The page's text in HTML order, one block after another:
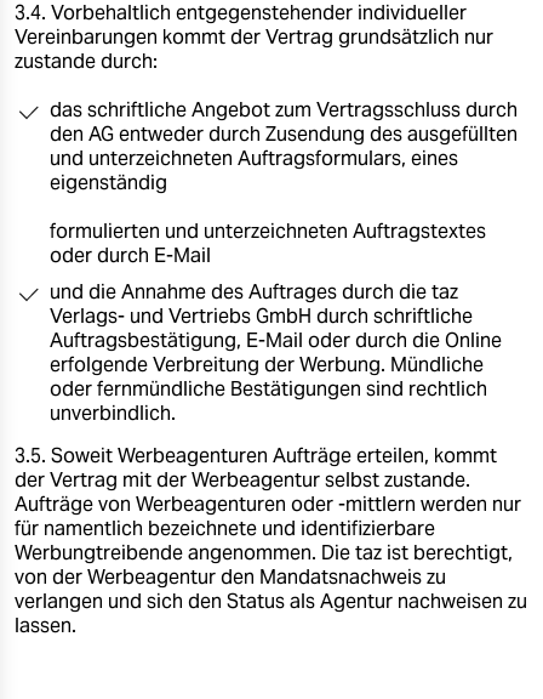
3.4. Vorbehaltlich entgegenstehender individueller
Vereinbarungen kommt der Vertrag grundsätzlich nur
zustande durch:
das schriftliche Angebot zum Vertragsschluss durch
den AG entweder durch Zusendung des ausgefüllten
und unterzeichneten Auftragsformulars, eines
eigenständig
formulierten und unterzeichneten Auftragstextes
oder durch E-Mail
und die Annahme des Auftrages durch die taz
Verlags- und Vertriebs GmbH durch schriftliche
Auftragsbestätigung, E-Mail oder durch die Online
erfolgende Verbreitung der Werbung. Mündliche
oder fernmündliche Bestätigungen sind rechtlich
unverbindlich.
3.5. Soweit Werbeagenturen Aufträge erteilen, kommt
der Vertrag mit der Werbeagentur selbst zustande.
Aufträge von Werbeagenturen oder -mittlern werden nur
für namentlich bezeichnete und identifizierbare
Werbungtreibende angenommen. Die taz ist berechtigt,
von der Werbeagentur den Mandatsnachweis zu
verlangen und sich den Status als Agentur nachweisen zu
lassen.